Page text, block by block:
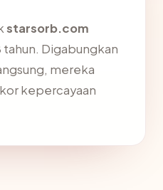
starsorb.com
Digabungkan
mereka
kepercayaan